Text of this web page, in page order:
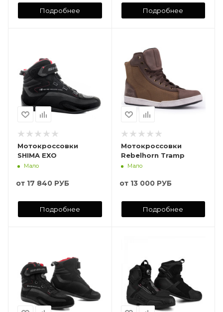
Подробнее Подробнее
Мотокроссовки
SHIMA EXO
Мало
от 17 840 РУБ
Подробнее
Мотокроссовки
Rebelhorn Tramp
Мало
от 13 000 РУБ
Подробнее